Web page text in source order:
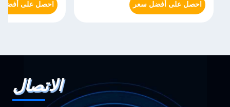
احصل على أفضل سعر احصل على
الاتصال